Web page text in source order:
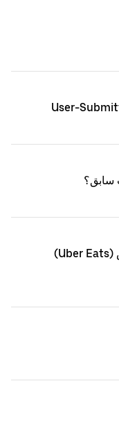
User-
سابق؟
الأسئلة الشائعة حول قسائم أوبر إيتس (Uber Eats)